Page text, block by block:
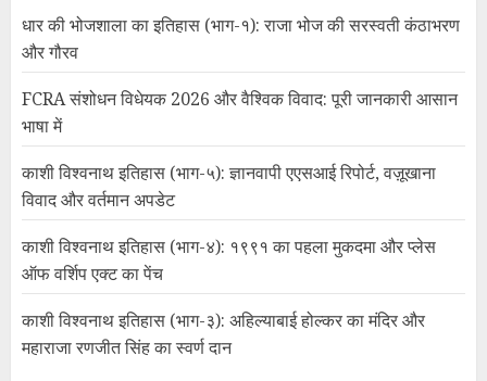
धार की भोजशाला का इतिहास (भाग-१): राजा भोज की सरस्वती कंठाभरण
और गौरव
FCRA संशोधन विधेयक 2026 और वैश्विक विवाद: पूरी जानकारी आसान
भाषा में
काशी विश्वनाथ इतिहास (भाग-५): ज्ञानवापी एएसआई रिपोर्ट, वज़ूखाना
विवाद और वर्तमान अपडेट
काशी विश्वनाथ इतिहास (भाग-४): १९९१ का पहला मुकदमा और प्लेस
ऑफ वर्शिप एक्ट का पेंच
काशी विश्वनाथ इतिहास (भाग-३): अहिल्याबाई होल्कर का मंदिर और
महाराजा रणजीत सिंह का स्वर्ण दान